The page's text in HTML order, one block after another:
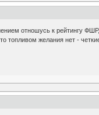
отношусь к рейтингу
топливом желания нет -